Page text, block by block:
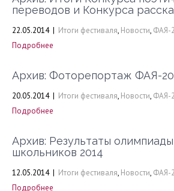
переводов и Конкурса
22.05.2014 | Итоги фестиваля, Новости, ФАЯ-
Подробнее
Архив: Фоторепортаж ФАЯ-
20.05.2014 | Итоги фестиваля, Новости, ФАЯ-
Подробнее
Архив: Результаты
школьников 2014
12.05.2014 | Итоги фестиваля, Новости, ФАЯ-
Подробнее